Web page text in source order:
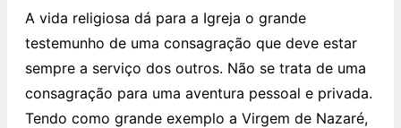
A vida religiosa dá para a Igreja o grande
testemunho de uma consagração que deve estar
sempre a serviço dos outros. Não se trata de uma
consagração para uma aventura pessoal e privada.
Tendo como grande exemplo a Virgem de Nazaré,